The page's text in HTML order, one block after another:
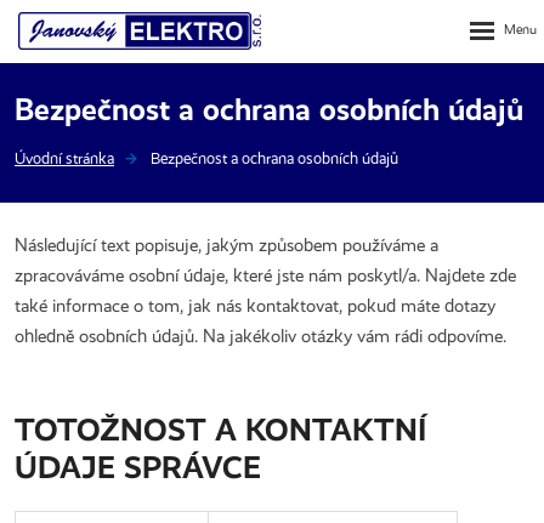
Rozbalení
Bezpečnost a ochrana osobních údajů
Úvodní stránka Bezpečnost a ochrana osobních údajů
Následující text popisuje, jakým způsobem používáme a
zpracováváme osobní údaje, které jste nám poskytl/a. Najdete zde
také informace o tom, jak nás kontaktovat, pokud máte dotazy
ohledně osobních údajů. Na jakékoliv otázky vám rádi odpovíme.
TOTOŽNOST A KONTAKTNÍ
ÚDAJE SPRÁVCE